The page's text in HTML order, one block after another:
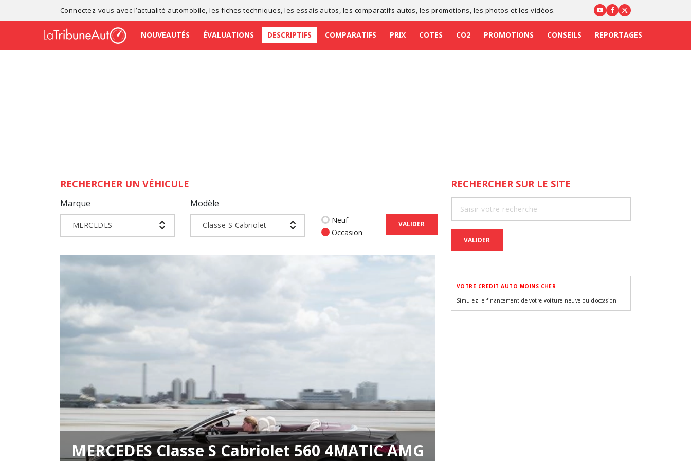
Connectez-vous avec l’actualité automobile , lesfiches techniques , lesessais autos , les comparatifs autos , les promotions , les photos et les vidéos.
NOUVEAUTÉS ÉVALUATIONS DESCRIPTIFS COMPARATIFS PRIX COTES CO2 PROMOTIONS CONSEILS REPORTAGES
RECHERCHER UN VÉHICULE
Marque
MERCEDES
Modèle
Classe S Cabriolet
Neuf
Occasion
VALIDER
MERCEDES Classe S Cabriolet 560 4MATIC AMG
RECHERCHER SUR LE SITE
VALIDER
VOTRE CREDIT AUTO MOINS CHER
Simulez le financement de votre voiture neuve ou d'occasion